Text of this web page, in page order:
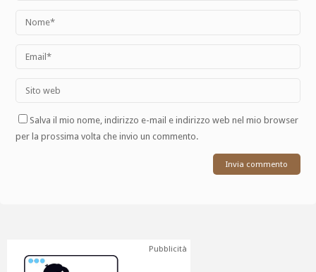
Salva il mio nome, indirizzo e-mail e indirizzo web nel mio browser
per la prossima volta che invio un commento.
Pubblicità